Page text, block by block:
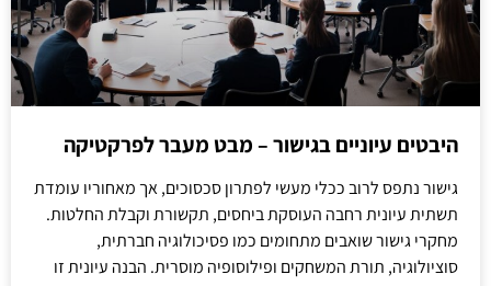
היבטים עיוניים בגישור – מבט מעבר לפרקטיקה
גישור נתפס לרוב ככלי מעשי לפתרון סכסוכים, אך מאחוריו עומדת
תשתית עיונית רחבה העוסקת ביחסים, תקשורת וקבלת החלטות.
מחקרי גישור שואבים מתחומים כמו פסיכולוגיה חברתית,
סוציולוגיה, תורת המשחקים ופילוסופיה מוסרית. הבנה עיונית זו